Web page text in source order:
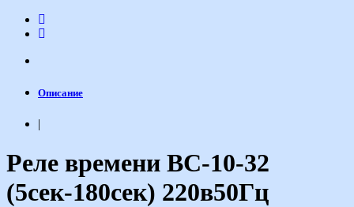
Описание
|
Реле времени ВС-10-32
(5сек-180сек) 220в50Гц